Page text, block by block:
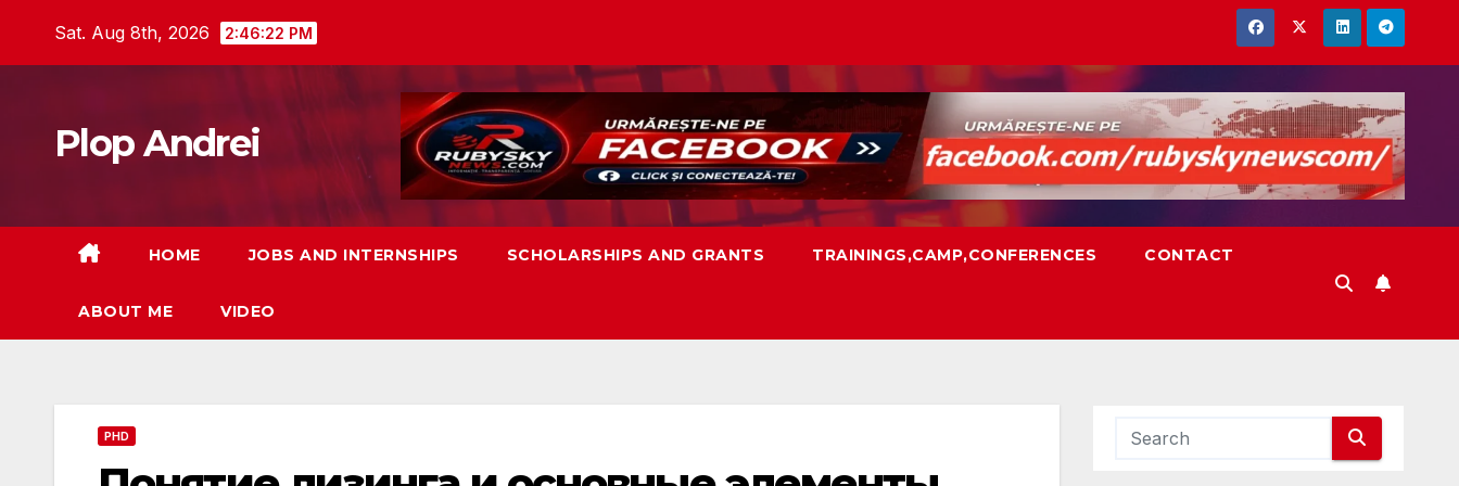
Sat. Aug 8th, 2026 2:46:23 PM
Plop Andrei
HOME JOBS AND INTERNSHIPS SCHOLARSHIPS AND GRANTS TRAININGS,CAMP,CONFERENCES CONTACT
ABOUT ME VIDEO
PHD